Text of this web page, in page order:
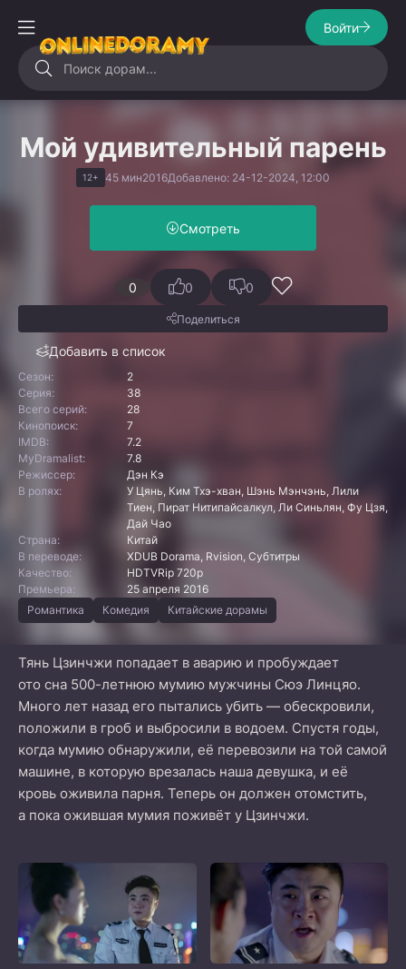
Войти
Мой удивительный парень
12+ 45 мин2016Добавлено: 24-12-2024, 12:00
Смотреть
0
Добавить в список
0 0
Поделиться
Сезон:
2
Серия:
38
Всего серий:
28
Кинопоиск:
7
IMDB:
7.2
MyDramalist:
7.8
Режиссер:
Дэн Кэ
В ролях:
У Цянь, Ким Тхэ-хван, Шэнь Мэнчэнь, Лили
Тиен, Пират Нитипайсалкул, Ли Синьлян, Фу Цзя,
Дай Чао
Страна:
Китай
В переводе:
XDUB Dorama, Rvision, Субтитры
Качество:
HDTVRip 720p
Премьера:
25 апреля 2016
Романтика
Комедия Китайские дорамы
Тянь Цзинчжи попадает в аварию и пробуждает
ото сна 500-летнюю мумию мужчины Сюэ Линцяо.
Много лет назад его пытались убить — обескровили,
положили в гроб и выбросили в водоем. Спустя годы,
когда мумию обнаружили, её перевозили на той самой
машине, в которую врезалась наша девушка, и её
кровь оживила парня. Теперь он должен отомстить,
а пока ожившая мумия поживёт у Цзинчжи.